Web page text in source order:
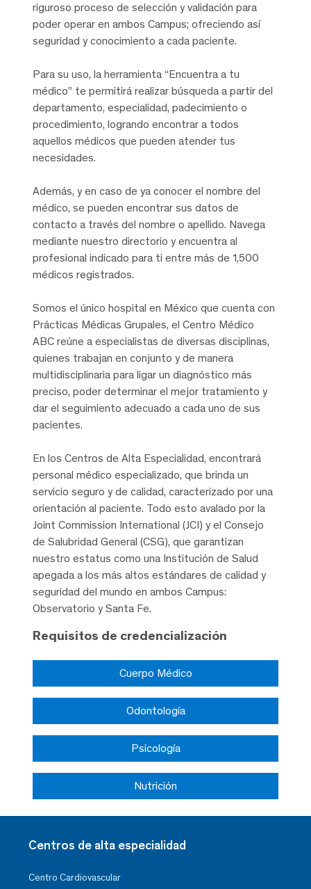
riguroso proceso de selección y validación para
poder operar en ambos Campus; ofreciendo así
seguridad y conocimiento a cada paciente.
Para su uso, la herramienta “Encuentra a tu
médico” te permitirá realizar búsqueda a partir del
departamento, especialidad, padecimiento o
procedimiento, logrando encontrar a todos
aquellos médicos que pueden atender tus
necesidades.
Además, y en caso de ya conocer el nombre del
médico, se pueden encontrar sus datos de
contacto a través del nombre o apellido. Navega
mediante nuestro directorio y encuentra al
profesional indicado para ti entre más de 1,500
médicos registrados.
Somos el único hospital en México que cuenta con
Prácticas Médicas Grupales, el Centro Médico
ABC reúne a especialistas de diversas disciplinas,
quienes trabajan en conjunto y de manera
multidisciplinaria para ligar un diagnóstico más
preciso, poder determinar el mejor tratamiento y
dar el seguimiento adecuado a cada uno de sus
pacientes.
En los Centros de Alta Especialidad, encontrará
personal médico especializado, que brinda un
servicio seguro y de calidad, caracterizado por una
orientación al paciente. Todo esto avalado por la
Joint Commission International (JCI) y el Consejo
de Salubridad General (CSG), que garantizan
nuestro estatus como una Institución de Salud
apegada a los más altos estándares de calidad y
seguridad del mundo en ambos Campus:
Observatorio y Santa Fe.
Requisitos de credencialización
Cuerpo Médico
Odontología
Psicología
Nutrición
Centros de alta especialidad
Centro Cardiovascular